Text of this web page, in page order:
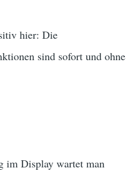
hier: Die
sind sofort und ohne
im Display wartet man